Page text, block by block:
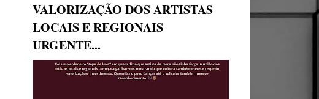
VALORIZAÇÃO DOS ARTISTAS
LOCAIS E REGIONAIS
URGENTE...